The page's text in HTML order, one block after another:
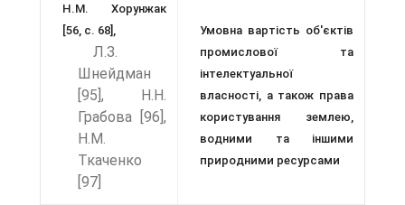
Н.М. Хорунжак
[56, с. 68],
Л.З.
Шнейдман
[95], Н.Н.
Грабова [96],
Н.М.
Ткаченко
[97]
Умовна вартість об'єктів
промислової та
інтелектуальної
власності, а також права
користування землею,
водними та інши­ми
природними ресурсами